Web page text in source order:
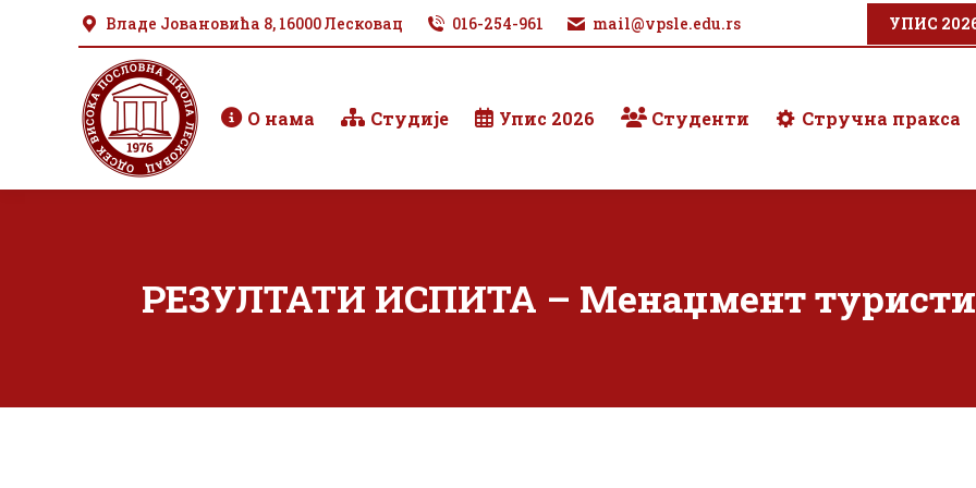
Владе Јовановића 8, 16000 Лесковац 016-254-961 mail@vpsle.edu.rs УПИС
О нама Студије Упис 2026 Студенти Стручна пракса
РЕЗУЛТАТИ ИСПИТА – Менаџмент